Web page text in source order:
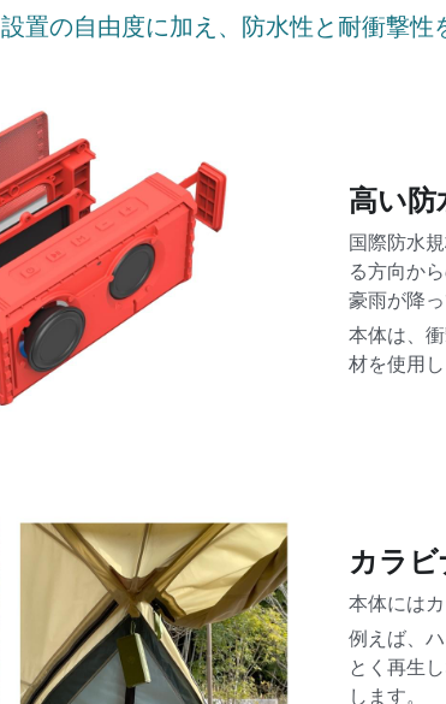
設置の自由度に加え、防水性と耐衝撃性
高い防
国際防水
る方向か
豪雨が降
本体は、
材を使用
カラ
本体には
例えば、
とく再生
します。